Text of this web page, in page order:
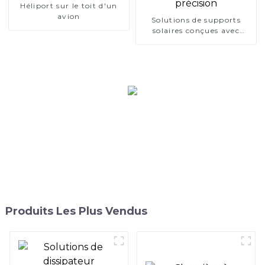
Héliport sur le toit d'un
avion
Solutions de supports
solaires conçues avec
Produits Les Plus Vendus